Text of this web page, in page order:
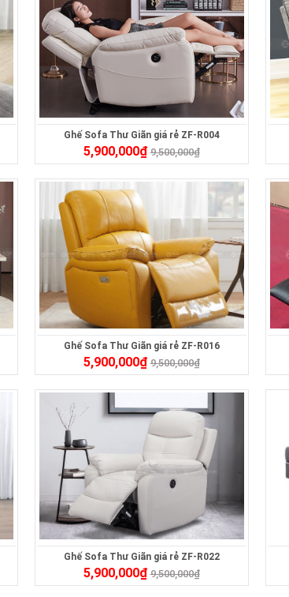
Ghế Sofa Thư Giãn giá rẻ ZF-R004
5,900,000₫ 9,500,000₫
Ghế Sofa Thư Giãn giá rẻ ZF-R016
5,900,000₫ 9,500,000₫
Ghế Sofa Thư Giãn giá rẻ ZF-R022
5,900,000₫ 9,500,000₫